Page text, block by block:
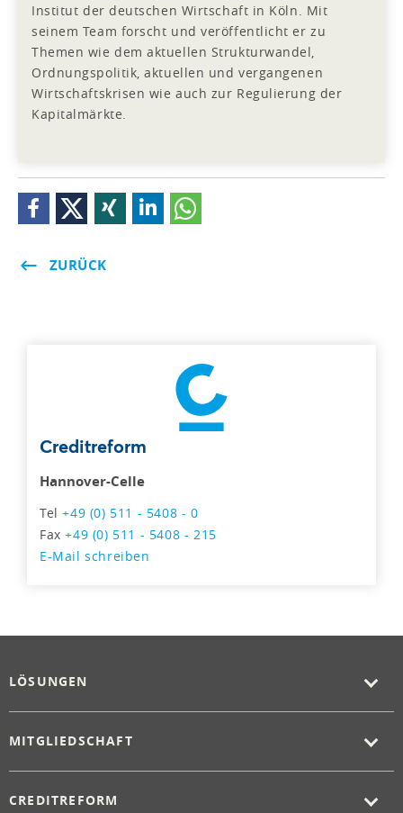
Institut der deutschen Wirtschaft in Köln. Mit
seinem Team forscht und veröffentlicht er zu
Themen wie dem aktuellen Strukturwandel,
Ordnungspolitik, aktuellen und vergangenen
Wirtschaftskrisen wie auch zur Regulierung der
Kapitalmärkte.
ZURÜCK
Creditreform
Hannover-Celle
Tel+49 (0) 511 - 5408 - 0
Fax+49 (0) 511 - 5408 - 215
E-Mail schreiben
LÖSUNGEN
MITGLIEDSCHAFT
CREDITREFORM